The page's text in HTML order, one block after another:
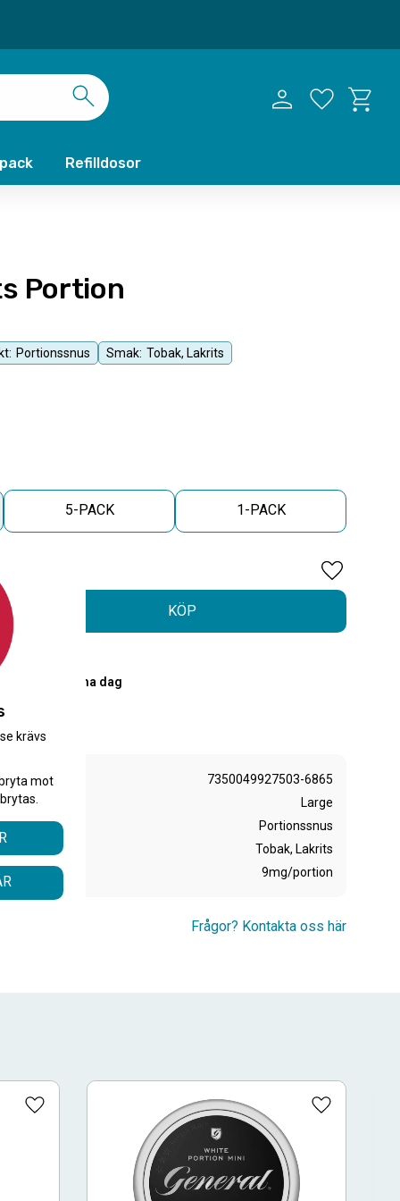
Refilldosor
Favoriter
Portionssnus Smak: Tobak, Lakrits
Portion
5-PACK 1-PACK
KÖP
Lägg till i
samma dag
7350049927503-6865
Large
Portionssnus
Tobak, Lakrits
9mg/portion
Frågor? Kontakta oss här
Lägg till i
Lägg till i favoriter
krävs
mot